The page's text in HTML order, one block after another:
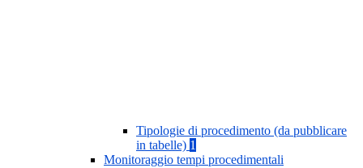
Tipologie di procedimento (da pubblicare
in tabelle) 1
Monitoraggio tempi procedimentali